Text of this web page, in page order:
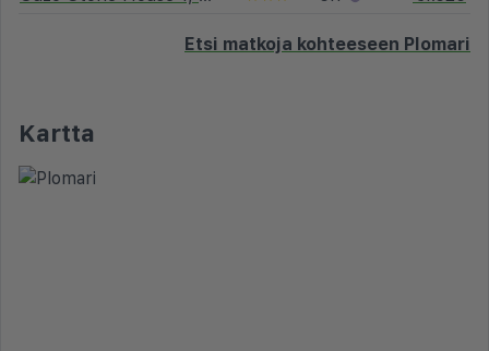
Etsi matkoja kohteeseen Plomari
Kartta